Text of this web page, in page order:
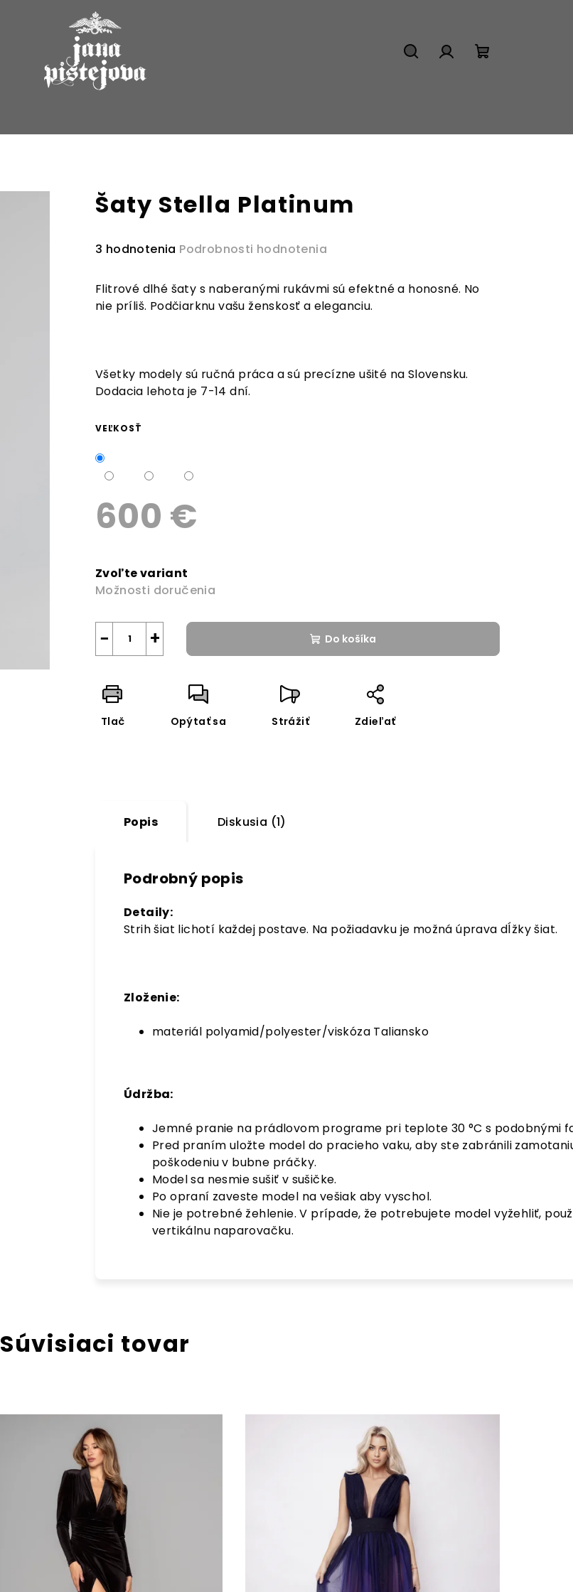
Šaty Stella Platinum
Priemerné
produktu
je
hviezdičiek.
3 hodnotenia Podrobnosti hodnotenia
Flitrové dlhé šaty s naberanými rukávmi sú efektné a honosné. No
nie príliš. Podčiarknu vašu ženskosť a eleganciu.
Všetky modely sú ručná práca a sú precízne ušité na Slovensku.
Dodacia lehota je 7-14 dní.
VEĽKOSŤ
600 €
cena:
Zvoľte variant
Možnosti doručenia
+
− Do košíka
Tlač Opýtať sa Strážiť Zdieľať
Popis Diskusia (1)
Podrobný popis
Detaily:
Strih šiat lichotí každej postave. Na požiadavku je možná úprava dĺžky šiat.
Zloženie:
materiál polyamid/polyester/viskóza Taliansko
Údržba:
Jemné pranie na prádlovom programe pri teplote 30 °C s podobnými
Pred praním uložte model do pracieho vaku, aby ste zabránili
poškodeniu v bubne práčky.
Model sa nesmie sušiť v sušičke.
Po opraní zaveste model na vešiak aby vyschol.
Nie je potrebné žehlenie. V prípade, že potrebujete model vyžehliť,
vertikálnu naparovačku.
Súvisiaci tovar